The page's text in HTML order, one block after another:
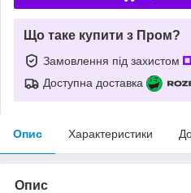
Що таке купити з Пром?
Замовлення під захистом
Доступна доставка
Опис Характеристики
Опис